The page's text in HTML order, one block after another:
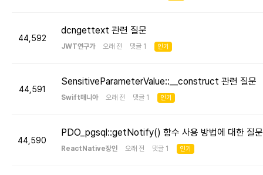
44,592
dcngettext 관련 질문
JWT연구가 오래 전 댓글 1 인기
44,591
SensitiveParameterValue::__construct 관련 질문
Swift매니아 오래 전 댓글 1 인기
44,590
PDO_pgsql::getNotify() 함수 사용 방법에 대한 질문
ReactNative장인 오래 전 댓글 1 인기